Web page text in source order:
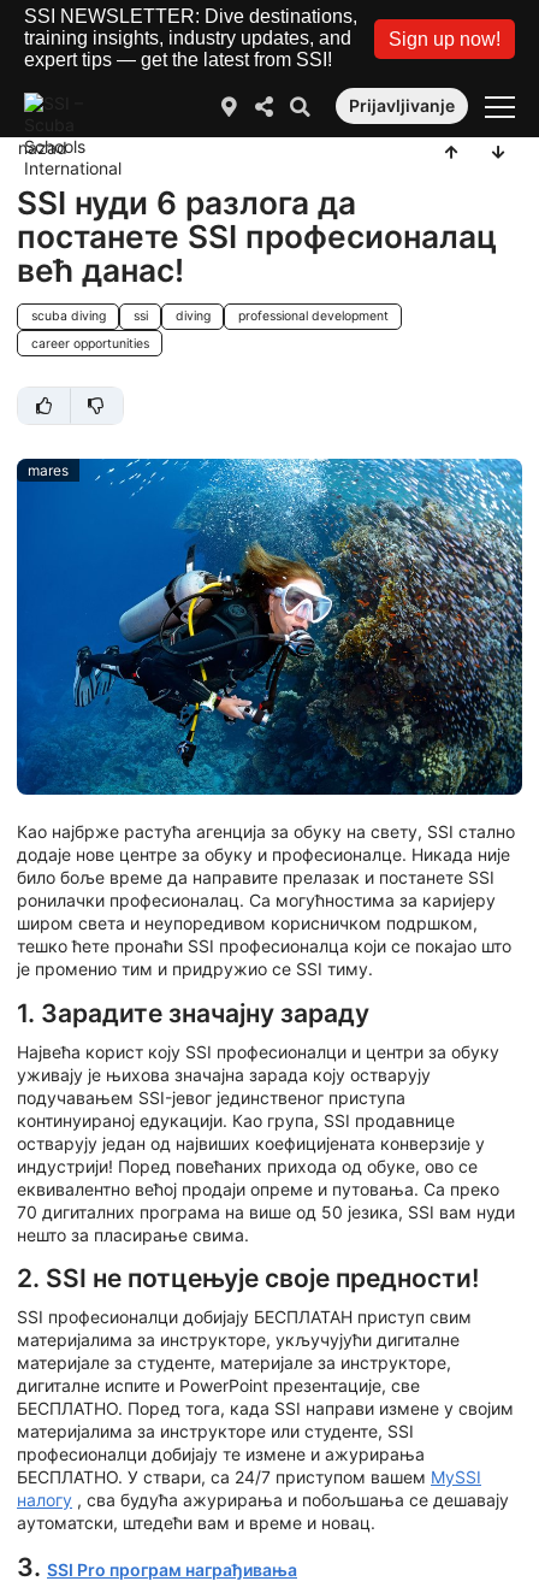
SSI NEWSLETTER: Dive destinations,
training insights, industry updates, and
expert tips — get the latest from SSI!
Sign up now!
Prijavljivanje
nazad
SSI нуди 6 разлога да
постанете SSI професионалац
већ данас!
scuba diving ssi diving
professional development
career opportunities
mares
Као најбрже растућа агенција за обуку на свету, SSI стално
додаје нове центре за обуку и професионалце. Никада није
било боље време да направите прелазак и постанете SSI
ронилачки професионалац. Са могућностима за каријеру
широм света и неупоредивом корисничком подршком,
тешко ћете пронаћи SSI професионалца који се покајао што
је променио тим и придружио се SSI тиму.
1. Зарадите значајну зараду
Највећа корист коју SSI професионалци и центри за обуку
уживају је њихова значајна зарада коју остварују
подучавањем SSI-јевог јединственог приступа
континуираној едукацији. Као група, SSI продавнице
остварују један од највиших коефицијената конверзије у
индустрији! Поред повећаних прихода од обуке, ово се
еквивалентно већој продаји опреме и путовања. Са преко
70 дигиталних програма на више од 50 језика, SSI вам нуди
нешто за пласирање свима.
2. SSI не потцењује своје предности!
SSI професионалци добијају БЕСПЛАТАН приступ свим
материјалима за инструкторе, укључујући дигиталне
материјале за студенте, материјале за инструкторе,
дигиталне испите и PowerPoint презентације, све
БЕСПЛАТНО. Поред тога, када SSI направи измене у својим
материјалима за инструкторе или студенте, SSI
професионалци добијају те измене и ажурирања
БЕСПЛАТНО. У ствари, са 24/7 приступом вашем MySSI
налогу , сва будућа ажурирања и побољшања се дешавају
аутоматски, штедећи вам и време и новац.
3. SSI Pro програм награђивања